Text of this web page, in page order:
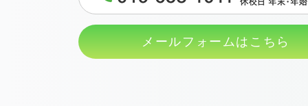
メールフォームはこちら